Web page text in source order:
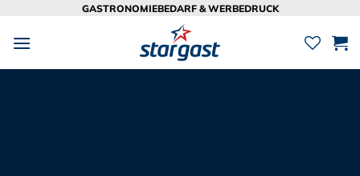
springen
GASTRONOMIEBEDARF & WERBEDRUCK